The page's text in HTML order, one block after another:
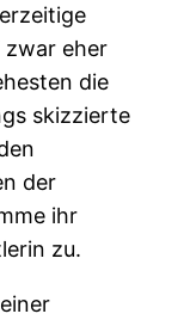
zwar eher
die
skizzierte
der
ihr
zu.